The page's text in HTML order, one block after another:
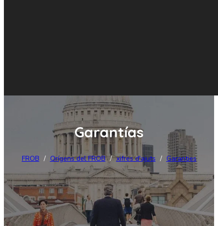
Garantías
FROB / Orígens del FROB / xifres d'ajuts / Garanties